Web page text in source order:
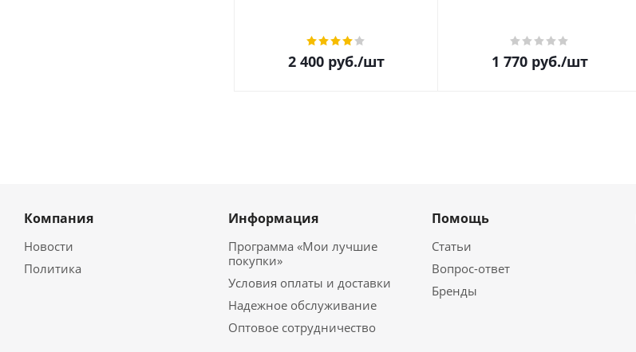
2 400 руб./шт 1 770 руб./шт
Компания
Новости
Политика
Информация
Программа «Мои лучшие
покупки»
Условия оплаты и доставки
Надежное обслуживание
Оптовое сотрудничество
Помощь
Статьи
Вопрос-ответ
Бренды